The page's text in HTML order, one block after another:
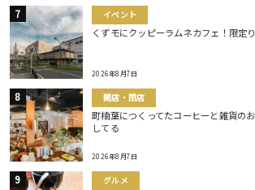
イベント
くずモにクッピーラムネカフェ！限定
2026年8月7日
開店・閉店
町楠葉につくってたコーヒーと雑貨の
してる
2026年8月7日
グルメ